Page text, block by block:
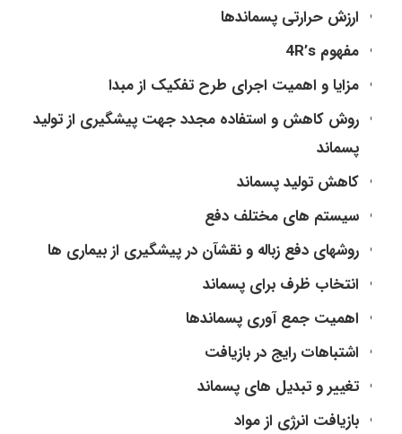
ارزش حرارتی پسماندها
مفهوم 4R’s
مزایا و اهمیت اجرای طرح تفکیک از مبدا
روش کاهش و استفاده مجدد جهت پیشگیری از تولید
پسماند
کاهش تولید پسماند
سیستم های مختلف دفع
روشهای دفع زباله و نقشآن در پیشگیری از بیماری ها
انتخاب ظرف برای پسماند
اهمیت جمع آوری پسماندها
اشتباهات رایج در بازیافت
تغییر و تبدیل های پسماند
بازیافت انرژی از مواد